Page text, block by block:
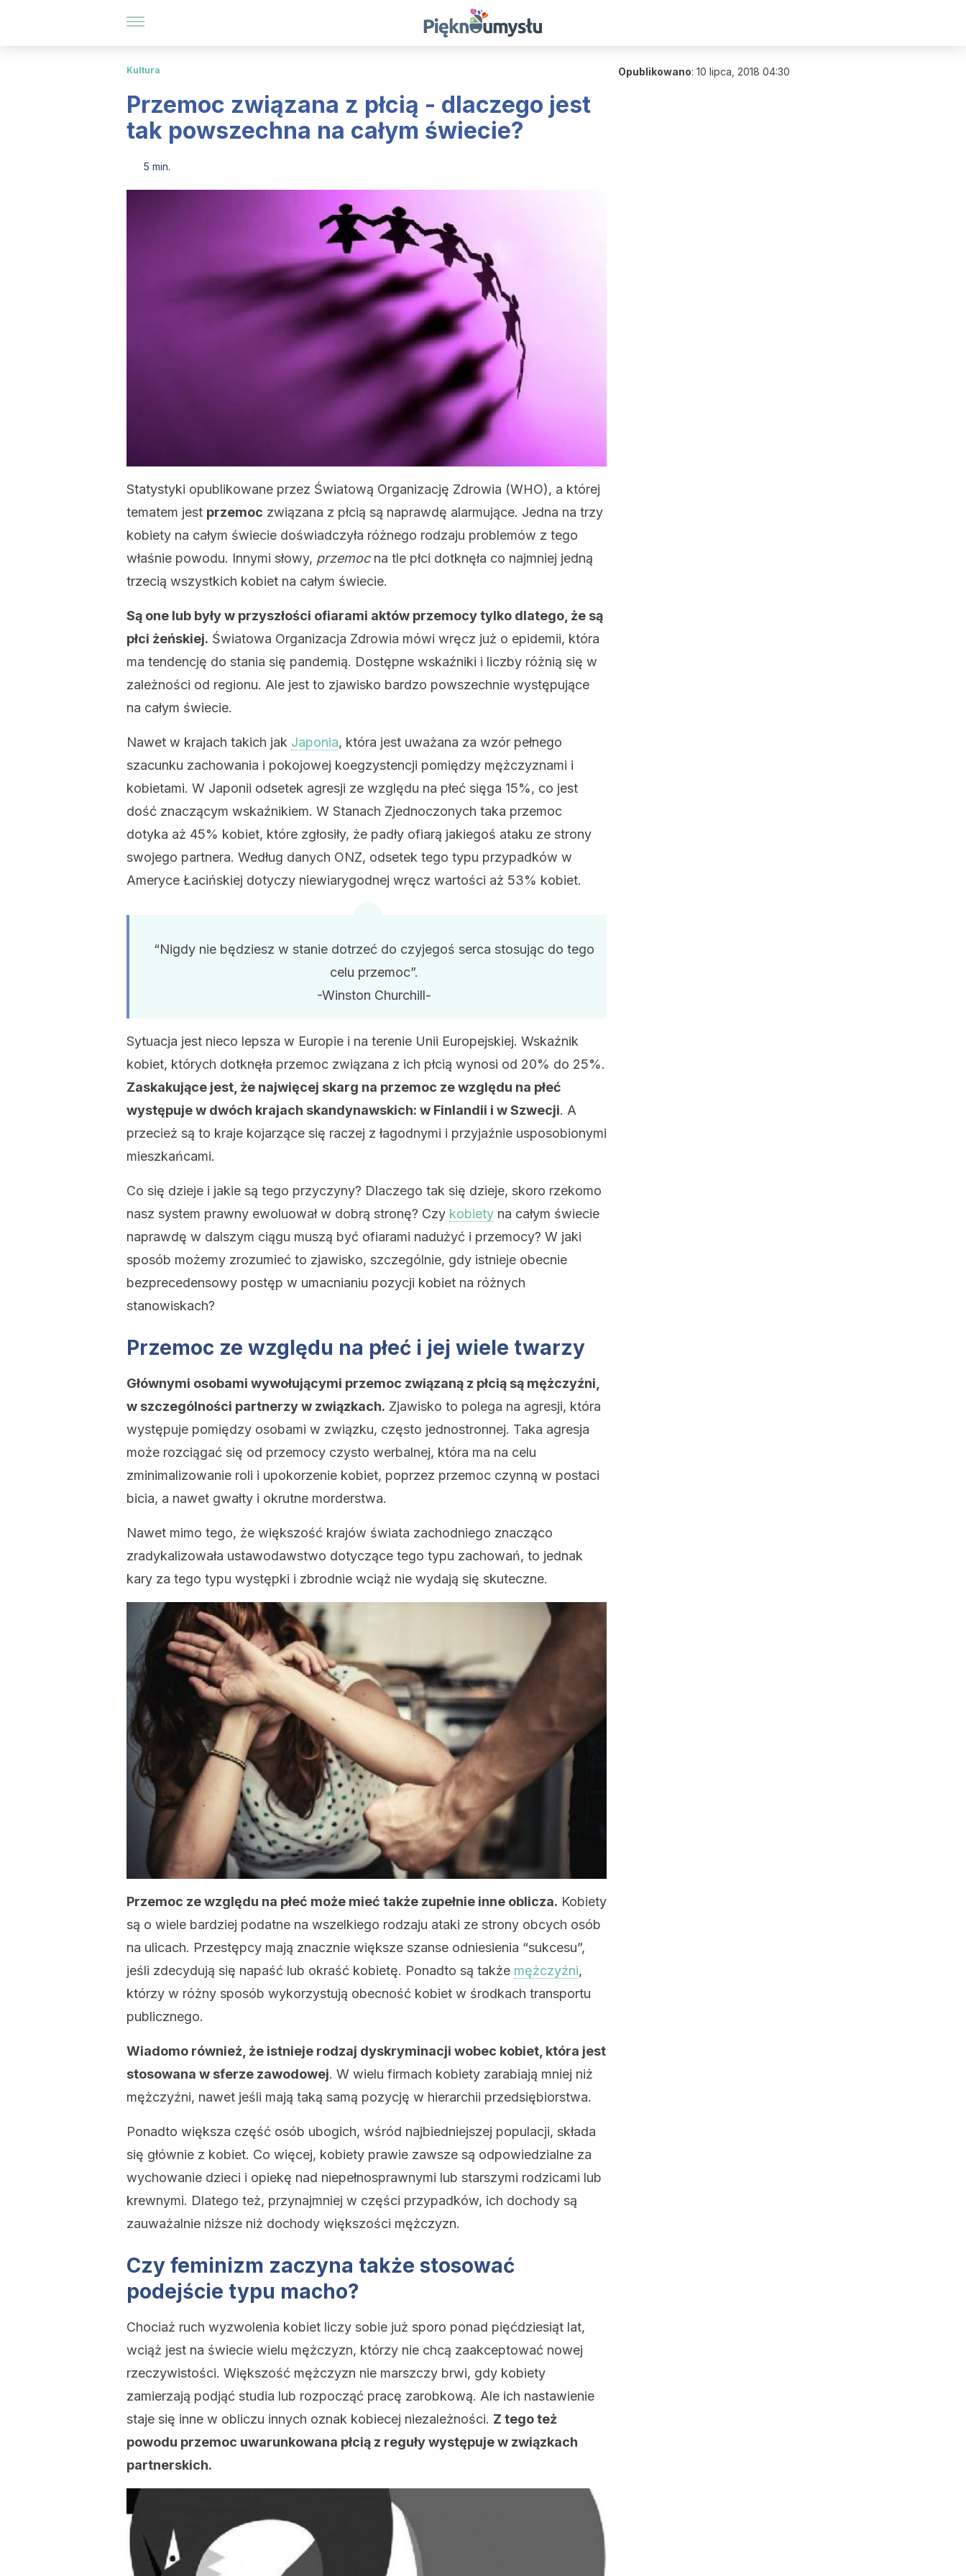
Kultura
Przemoc związana z płcią - dlaczego jest
tak powszechna na całym świecie?
5 min.
Statystyki opublikowane przez Światową Organizację Zdrowia (WHO), a której
tematem jest przemoc związana z płcią są naprawdę alarmujące. Jedna na trzy
kobiety na całym świecie doświadczyła różnego rodzaju problemów z tego
właśnie powodu. Innymi słowy, przemocna tle płci dotknęła co najmniej jedną
trzecią wszystkich kobiet na całym świecie.
Są one lub były w przyszłości ofiarami aktów przemocy tylko dlatego, że są
płci żeńskiej. Światowa Organizacja Zdrowia mówi wręcz już o epidemii, która
ma tendencję do stania się pandemią. Dostępne wskaźniki i liczby różnią się w
zależności od regionu. Ale jest to zjawisko bardzo powszechnie występujące
na całym świecie.
Nawet w krajach takich jak Japonia, która jest uważana za wzór pełnego
szacunku zachowania i pokojowej koegzystencji pomiędzy mężczyznami i
kobietami. W Japonii odsetek agresji ze względu na płeć sięga 15%, co jest
dość znaczącym wskaźnikiem. W Stanach Zjednoczonych taka przemoc
dotyka aż 45% kobiet, które zgłosiły, że padły ofiarą jakiegoś ataku ze strony
swojego partnera. Według danych ONZ, odsetek tego typu przypadków w
Ameryce Łacińskiej dotyczy niewiarygodnej wręcz wartości aż 53% kobiet.
“Nigdy nie będziesz w stanie dotrzeć do czyjegoś serca stosując do tego
celu przemoc”.
-Winston Churchill-
Sytuacja jest nieco lepsza w Europie i na terenie Unii Europejskiej. Wskaźnik
kobiet, których dotknęła przemoc związana z ich płcią wynosi od 20% do 25%.
Zaskakujące jest, że najwięcej skarg na przemoc ze względu na płeć
występuje w dwóch krajach skandynawskich: w Finlandii i w Szwecji. A
przecież są to kraje kojarzące się raczej z łagodnymi i przyjaźnie usposobionymi
mieszkańcami.
Co się dzieje i jakie są tego przyczyny? Dlaczego tak się dzieje, skoro rzekomo
nasz system prawny ewoluował w dobrą stronę? Czy kobiety na całym świecie
naprawdę w dalszym ciągu muszą być ofiarami nadużyć i przemocy? W jaki
sposób możemy zrozumieć to zjawisko, szczególnie, gdy istnieje obecnie
bezprecedensowy postęp w umacnianiu pozycji kobiet na różnych
stanowiskach?
Przemoc ze względu na płeć i jej wiele twarzy
Głównymi osobami wywołującymi przemoc związaną z płcią są mężczyźni,
w szczególności partnerzy w związkach. Zjawisko to polega na agresji, która
występuje pomiędzy osobami w związku, często jednostronnej. Taka agresja
może rozciągać się od przemocy czysto werbalnej, która ma na celu
zminimalizowanie roli i upokorzenie kobiet, poprzez przemoc czynną w postaci
bicia, a nawet gwałty i okrutne morderstwa.
Nawet mimo tego, że większość krajów świata zachodniego znacząco
zradykalizowała ustawodawstwo dotyczące tego typu zachowań, to jednak
kary za tego typu występki i zbrodnie wciąż nie wydają się skuteczne.
Przemoc ze względu na płeć może mieć także zupełnie inne oblicza. Kobiety
są o wiele bardziej podatne na wszelkiego rodzaju ataki ze strony obcych osób
na ulicach. Przestępcy mają znacznie większe szanse odniesienia “sukcesu”,
jeśli zdecydują się napaść lub okraść kobietę. Ponadto są także mężczyźni,
którzy w różny sposób wykorzystują obecność kobiet w środkach transportu
publicznego.
Wiadomo również, że istnieje rodzaj dyskryminacji wobec kobiet, która jest
stosowana w sferze zawodowej. W wielu firmach kobiety zarabiają mniej niż
mężczyźni, nawet jeśli mają taką samą pozycję w hierarchii przedsiębiorstwa.
Ponadto większa część osób ubogich, wśród najbiedniejszej populacji, składa
się głównie z kobiet. Co więcej, kobiety prawie zawsze są odpowiedzialne za
wychowanie dzieci i opiekę nad niepełnosprawnymi lub starszymi rodzicami lub
krewnymi. Dlatego też, przynajmniej w części przypadków, ich dochody są
zauważalnie niższe niż dochody większości mężczyzn.
Czy feminizm zaczyna także stosować
podejście typu macho?
Chociaż ruch wyzwolenia kobiet liczy sobie już sporo ponad pięćdziesiąt lat,
wciąż jest na świecie wielu mężczyzn, którzy nie chcą zaakceptować nowej
rzeczywistości. Większość mężczyzn nie marszczy brwi, gdy kobiety
zamierzają podjąć studia lub rozpocząć pracę zarobkową. Ale ich nastawienie
staje się inne w obliczu innych oznak kobiecej niezależności. Z tego też
powodu przemoc uwarunkowana płcią z reguły występuje w związkach
partnerskich.
Opublikowano: 10 lipca, 2018 04:30